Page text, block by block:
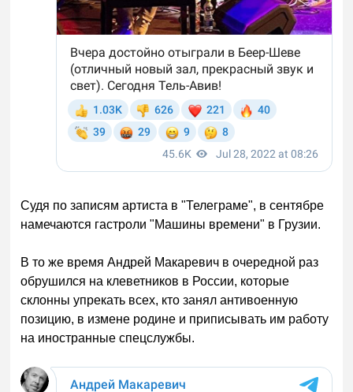
Судя по записям артиста в "Телеграме", в сентябре
намечаются гастроли "Машины времени" в Грузии.
В то же время Андрей Макаревич в очередной раз
обрушился на клеветников в России, которые
склонны упрекать всех, кто занял антивоенную
позицию, в измене родине и приписывать им работу
на иностранные спецслужбы.